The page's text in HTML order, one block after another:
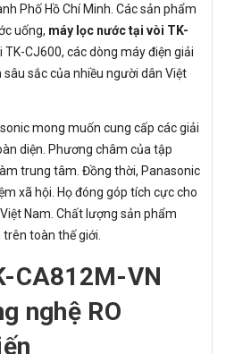
Phố Hồ Chí Minh. Các sản phẩm
uống, máy lọc nước tại vòi TK-
CJ600, các dòng máy điện giải
sắc của nhiều người dân Việt
mong muốn cung cấp các giải
diện. Phương châm của tập
trung tâm. Đồng thời, Panasonic
xã hội. Họ đóng góp tích cực cho
Nam. Chất lượng sản phẩm
toàn thế giới.
CA812M-VN
nghệ RO